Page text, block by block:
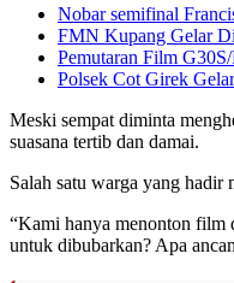
Nobar semifinal
FMN Kupang Gelar
Pemutaran Film
Polsek Cot Girek
Meski sempat diminta
suasana tertib dan damai.
Salah satu warga yang hadir
“Kami hanya menonton film
untuk dibubarkan? Apa